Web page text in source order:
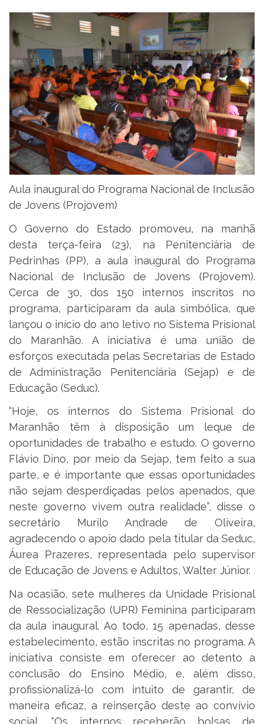
Aula inaugural do Programa Nacional de Inclusão
de Jovens (Projovem)
O Governo do Estado promoveu, na manhã
desta terça-feira (23), na Penitenciária de
Pedrinhas (PP), a aula inaugural do Programa
Nacional de Inclusão de Jovens (Projovem).
Cerca de 30, dos 150 internos inscritos no
programa, participaram da aula simbólica, que
lançou o início do ano letivo no Sistema Prisional
do Maranhão. A iniciativa é uma união de
esforços executada pelas Secretarias de Estado
de Administração Penitenciária (Sejap) e de
Educação (Seduc).
“Hoje, os internos do Sistema Prisional do
Maranhão têm à disposição um leque de
oportunidades de trabalho e estudo. O governo
Flávio Dino, por meio da Sejap, tem feito a sua
parte, e é importante que essas oportunidades
não sejam desperdiçadas pelos apenados, que
neste governo vivem outra realidade”, disse o
secretário Murilo Andrade de Oliveira,
agradecendo o apoio dado pela titular da Seduc,
Áurea Prazeres, representada pelo supervisor
de Educação de Jovens e Adultos, Walter Júnior.
Na ocasião, sete mulheres da Unidade Prisional
de Ressocialização (UPR) Feminina participaram
da aula inaugural. Ao todo, 15 apenadas, desse
estabelecimento, estão inscritas no programa. A
iniciativa consiste em oferecer ao detento a
conclusão do Ensino Médio, e, além disso,
profissionalizá-lo com intuito de garantir, de
maneira eficaz, a reinserção deste ao convívio
social. “Os internos receberão bolsas de